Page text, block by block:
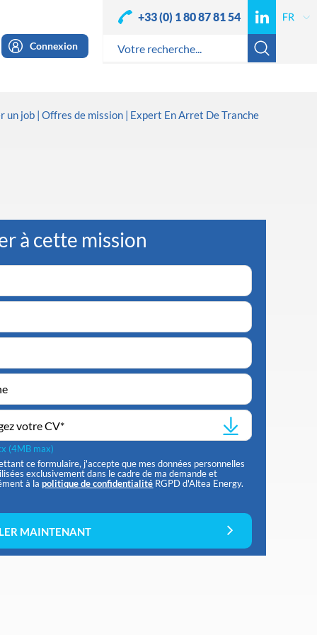
Connexion
+33 (0) 1 80 87 81 54
un job Offres de mission Expert En Arret De Tranche
à cette mission
votre CV*
(4MB max)
ce formulaire, j'accepte que mes données personnelles
exclusivement dans le cadre de ma demande et
à lapolitique de confidentialité RGPD d'Altea Energy.
MAINTENANT